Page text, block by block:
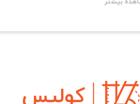
بیشتر